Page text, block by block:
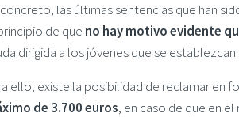
concreto, las últimas sentencias que han
de que no hay motivo evidente
dirigida a los jóvenes que se
ello, existe la posibilidad de reclamar en
de 3.700 euros, en caso de que en